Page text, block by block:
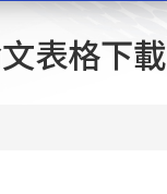
表格下載